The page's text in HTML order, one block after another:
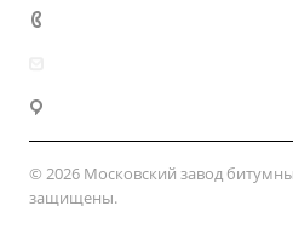
© 2026 Московский завод
защищены.